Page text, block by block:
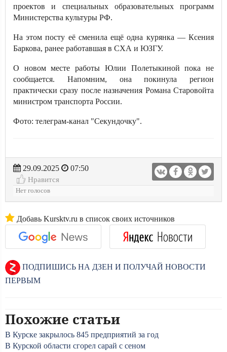
проектов и специальных образовательных программ
Министерства культуры РФ.
На этом посту её сменила ещё одна курянка — Ксения
Баркова, ранее работавшая в СХА и ЮЗГУ.
О новом месте работы Юлии Полетыкиной пока не
сообщается. Напомним, она покинула регион
практически сразу после назначения Романа Старовойта
министром транспорта России.
Фото: телеграм-канал "Секундочку".
29.09.2025
07:50
Нравится
Нет голосов
Добавь Kursktv.ru в список своих источников
ПОДПИШИСЬ НА ДЗЕН И ПОЛУЧАЙ НОВОСТИ
ПЕРВЫМ
Похожие статьи
В Курске закрылось 845 предприятий за год
В Курской области сгорел сарай с сеном